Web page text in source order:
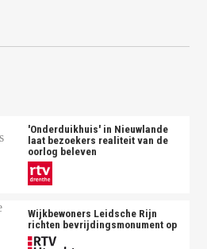
'Onderduikhuis' in Nieuwlande
laat bezoekers realiteit van de
oorlog beleven
Wijkbewoners Leidsche Rijn
richten bevrijdingsmonument op